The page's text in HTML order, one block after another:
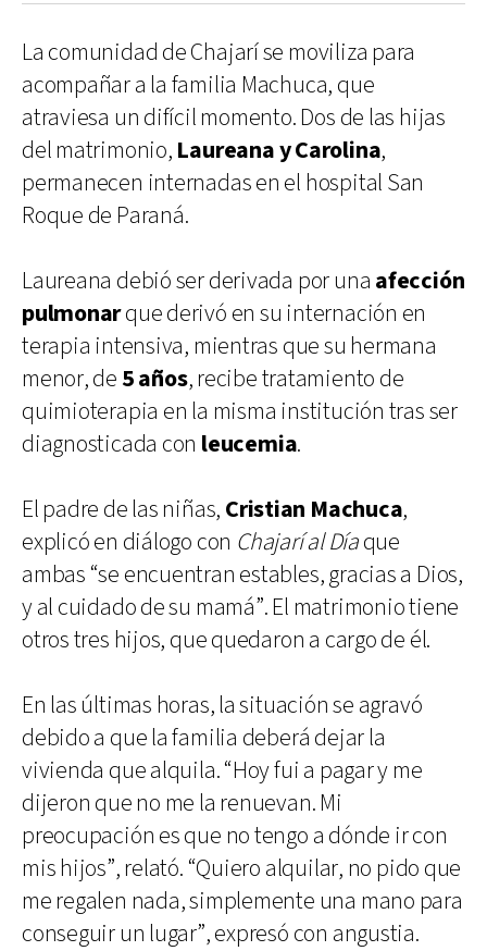
La comunidad de Chajarí se moviliza para
acompañar a la familia Machuca, que
atraviesa un difícil momento. Dos de las hijas
del matrimonio, Laureana y Carolina,
permanecen internadas en el hospital San
Roque de Paraná.
Laureana debió ser derivada por una afección
pulmonarque derivó en su internación en
terapia intensiva, mientras que su hermana
menor, de 5 años, recibe tratamiento de
quimioterapia en la misma institución tras ser
diagnosticada con leucemia.
El padre de las niñas, Cristian Machuca,
explicó en diálogo con Chajarí al Díaque
ambas “se encuentran estables, gracias a Dios,
y al cuidado de su mamá”. El matrimonio tiene
otros tres hijos, que quedaron a cargo de él.
En las últimas horas, la situación se agravó
debido a que la familia deberá dejar la
vivienda que alquila. “Hoy fui a pagar y me
dijeron que no me la renuevan. Mi
preocupación es que no tengo a dónde ir con
mis hijos”, relató. “Quiero alquilar, no pido que
me regalen nada, simplemente una mano para
conseguir un lugar”, expresó con angustia.